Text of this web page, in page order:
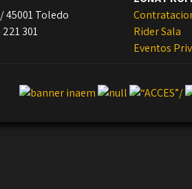
45001 Toledo
301
Rider Sala
Eventos